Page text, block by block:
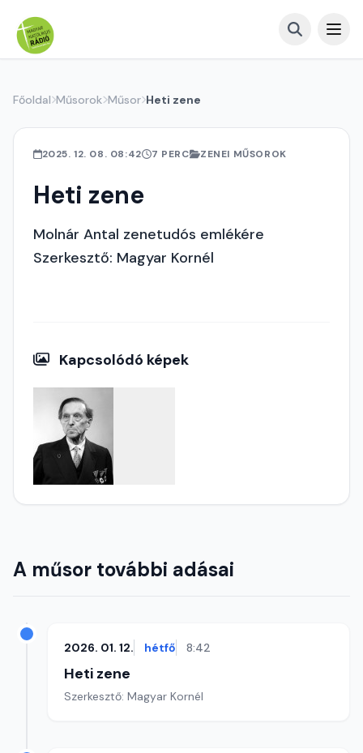
Főoldal Műsorok Műsor Heti zene
2025. 12. 08. 08:42 7 PERC ZENEI MŰSOROK
Heti zene
Molnár Antal zenetudós emlékére
Szerkesztő: Magyar Kornél
Kapcsolódó képek
A műsor további adásai
2026. 01. 12. hétfő 8:42
Heti zene
Szerkesztő: Magyar Kornél